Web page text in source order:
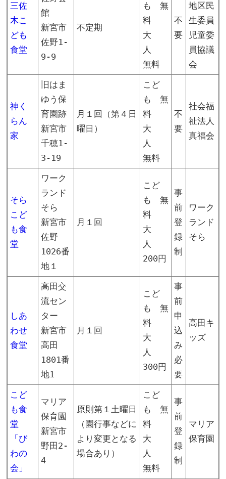
三佐
木こ
ども
食堂
館
新宮市
佐野1-
9-9
不定期
も 無
料
大
人
無料
不
要
地区民
生委員
児童委
員協議
会
神く
らん
家
旧はま
ゆう保
育園跡
新宮市
千穂1-
3-19
月１回（第４日
曜日）
こど
も 無
料
大
人
無料
不
要
社会福
祉法人
真福会
そら
こど
も食
堂
ワーク
ランド
そら
新宮市
佐野
1026番
地１
月１回
こど
も 無
料
大
人
200円
事
前
登
録
制
ワーク
ランド
そら
しあ
わせ
食堂
高田交
流セン
ター
新宮市
高田
1801番
地1
月１回
こど
も 無
料
大
人
300円
事
前
申
込
み
必
要
高田キ
ッズ
こど
も食
堂
「び
わの
会」
マリア
保育園
新宮市
野田2-
4
原則第１土曜日
（園行事などに
より変更となる
場合あり）
こど
も 無
料
大
人
無料
事
前
登
録
制
マリア
保育園